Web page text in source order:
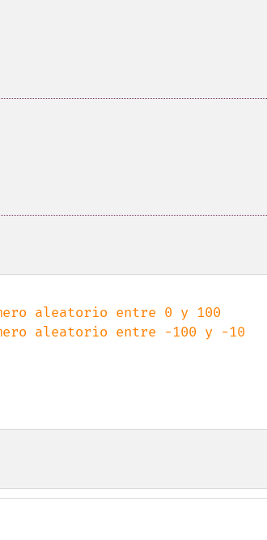
aleatorio entre -100 y -10